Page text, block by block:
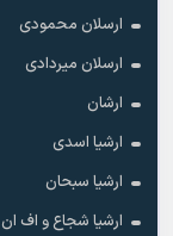
ارسلان محمودی
ارسلان میردادی
ارشان
ارشیا اسدی
ارشیا سبحان
ارشیا شجاع و اف